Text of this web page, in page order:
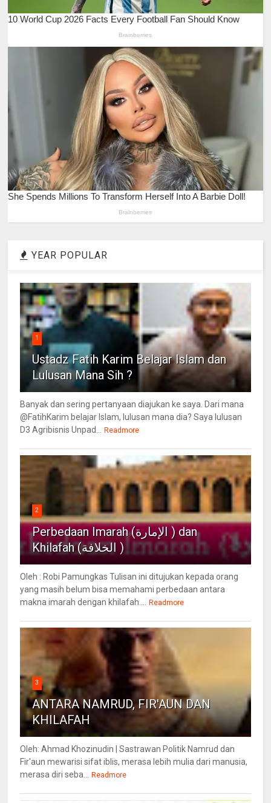
YEAR POPULAR
1
Ustadz Fatih Karim Belajar Islam dan
Lulusan Mana Sih ?
Banyak dan sering pertanyaan diajukan ke saya. Dari mana
@FatihKarim belajar Islam, lulusan mana dia? Saya lulusan
D3 Agribisnis Unpad...
Readmore
2
Perbedaan Imarah (الإمارة ) dan
Khilafah (الخلافة )
Oleh : Robi Pamungkas Tulisan ini ditujukan kepada orang
yang masih belum bisa memahami perbedaan antara
makna imarah dengan khilafah....
Readmore
3
ANTARA NAMRUD, FIR'AUN DAN
KHILAFAH
Oleh: Ahmad Khozinudin | Sastrawan Politik Namrud dan
Fir'aun mewarisi sifat iblis, merasa lebih mulia dari manusia,
merasa diri seba...
Readmore